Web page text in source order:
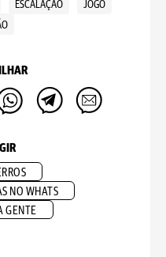
ESCALAÇÃO
JOGO
NO WHATS
GENTE